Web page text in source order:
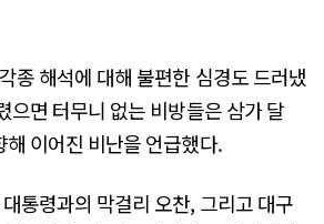
종 해석에 대해 불편한 심경도 드러냈
으면 터무니 없는 비방들은 삼가 달
이어진 비난을 언급했다.
통령과의 막걸리 오찬, 그리고 대구